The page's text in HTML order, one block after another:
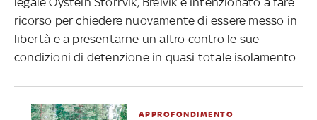
ricorso per chiedere nuovamente di essere messo in
libertà e a presentarne un altro contro le sue
condizioni di detenzione in quasi totale isolamento.
APPROFONDIMENTO